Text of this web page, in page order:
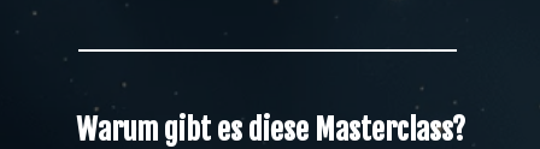
Warum gibt es diese Masterclass?